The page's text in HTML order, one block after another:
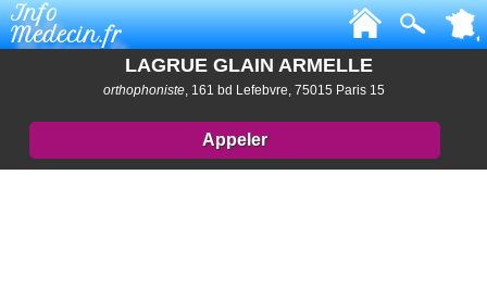
Info
Medecin.fr
LAGRUE GLAIN ARMELLE
orthophoniste, 161 bd Lefebvre, 75015 Paris 15
Appeler